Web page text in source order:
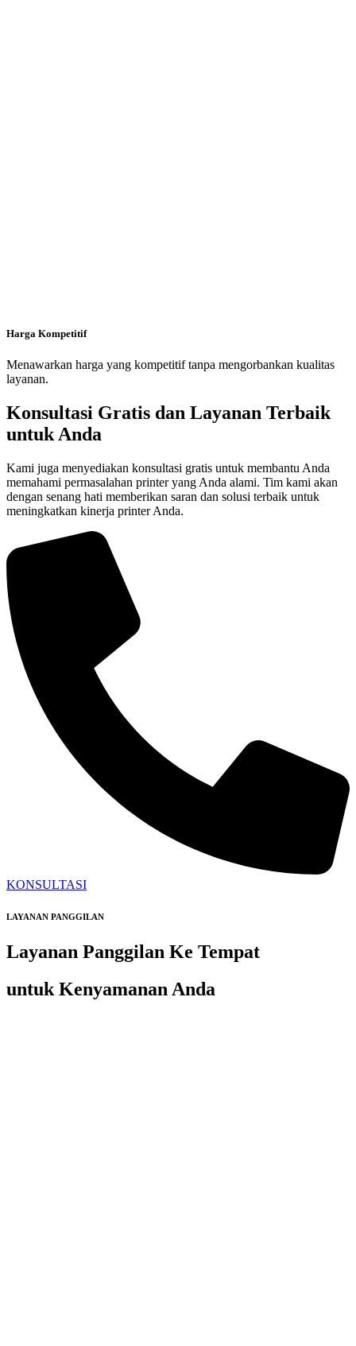
Harga Kompetitif
Menawarkan harga yang kompetitif tanpa mengorbankan kualitas
layanan.
Konsultasi Gratis dan Layanan Terbaik
untuk Anda
Kami juga menyediakan konsultasi gratis untuk membantu Anda
memahami permasalahan printer yang Anda alami. Tim kami akan
dengan senang hati memberikan saran dan solusi terbaik untuk
meningkatkan kinerja printer Anda.
KONSULTASI
LAYANAN PANGGILAN
Layanan Panggilan Ke Tempat
untuk Kenyamanan Anda